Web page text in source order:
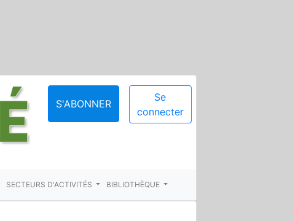
S'ABONNER
Se
connecter
SECTEURS D'ACTIVITÉS BIBLIOTHÈQUE